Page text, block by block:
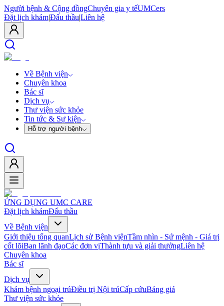
Người bệnh & Cộng đồngChuyên gia y tếUMCers
Đặt lịch khám|Đấu thầu|Liên hệ
Về Bệnh viện
Chuyên khoa
Bác sĩ
Dịch vụ
Thư viện sức khỏe
Tin tức & Sự kiện
Hỗ trợ người bệnh
ỨNG DỤNG UMC CARE
Đặt lịch khámĐấu thầu
Về Bệnh viện
Giới thiệu tổng quanLịch sử Bệnh việnTầm nhìn - Sứ mệnh - Giá trị
cốt lõiBan lãnh đạoCác đơn vịThành tựu và giải thưởngLiên hệ
Chuyên khoa
Bác sĩ
Dịch vụ
Khám bệnh ngoại trúĐiều trị Nội trúCấp cứuBảng giá
Thư viện sức khỏe